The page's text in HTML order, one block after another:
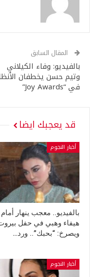
المقال السابق
بالفيديو: وفاء الكيلاني
وتيم حسن يخطفان
في “Joy Awards”
قد يعجبك ايضا
أخبار النجوم
بالفيديو.. معجب ينهار أمام
هيفاء وهبي في حفل
ويصرخ: “بحبك”.. ورد…
أخبار النجوم